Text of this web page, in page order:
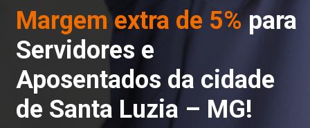
Margem extra de 5%para
Servidores e
Aposentados da cidade
de Santa Luzia – MG!